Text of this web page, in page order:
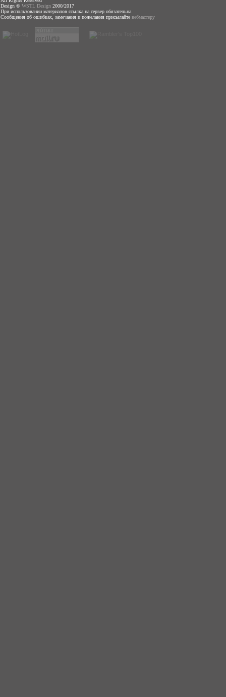
Design © WSTL Design 2000/2017
При использовании материалов ссылка на сервер обязательна
Сообщения об ошибках, замечания и пожелания присылайте вебмастеру